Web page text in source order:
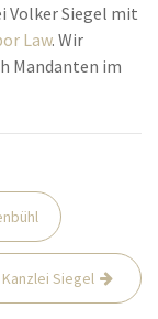
Volker Siegel mit
Law. Wir
Mandanten im
Siegel